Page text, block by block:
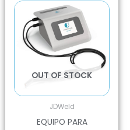
OUT OF STOCK
JDWeld
EQUIPO PARA